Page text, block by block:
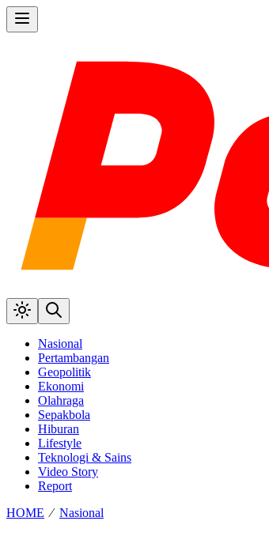
Nasional
Pertambangan
Geopolitik
Ekonomi
Olahraga
Sepakbola
Hiburan
Lifestyle
Teknologi & Sains
Video Story
Report
HOME ⁄ Nasional